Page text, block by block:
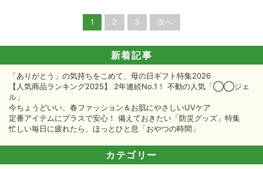
ナ
ゲ
ー
シ
ョ
ン
1 2 3 次へ
新着記事
「ありがとう」の気持ちをこめて、母の日ギフト特集2026
【人気商品ランキング2025】 2年連続No.1！ 不動の人気「◯◯ジェ
ル」
今ちょうどいい、春ファッション＆お肌にやさしいUVケア
定番アイテムにプラスで安心！ 備えておきたい「防災グッズ」特集
忙しい毎日に疲れたら、ほっとひと息「おやつの時間」
カテゴリー